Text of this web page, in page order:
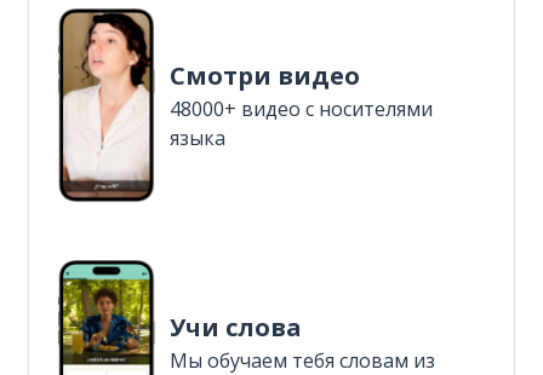
Смотри видео
48000+ видео с носителями
языка
Учи слова
Мы обучаем тебя словам из